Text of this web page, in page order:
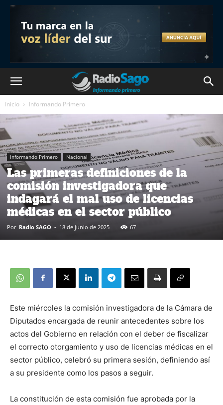
Inicio Informando Primero
Informando Primero Nacional
Las primeras definiciones de la
comisión investigadora que
indagará el mal uso de licencias
médicas en el sector público
Por Radio SAGO - 18 de junio de 2025 67
Este miércoles la comisión investigadora de la Cámara de
Diputados encargada de reunir antecedentes sobre los
actos del Gobierno en relación con el deber de fiscalizar
el correcto otorgamiento y uso de licencias médicas en el
sector público, celebró su primera sesión, definiendo así
a su presidente como los pasos a seguir.
La constitución de esta comisión fue aprobada por la